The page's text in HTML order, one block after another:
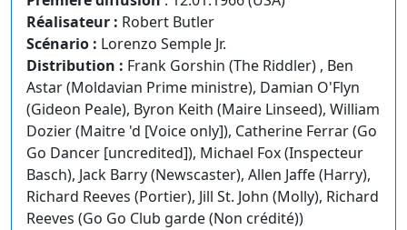
Réalisateur : Robert Butler
Scénario : Lorenzo Semple Jr.
Distribution : Frank Gorshin (The Riddler) , Ben
Astar (Moldavian Prime ministre), Damian O'Flyn
(Gideon Peale), Byron Keith (Maire Linseed), William
Dozier (Maitre 'd [Voice only]), Catherine Ferrar (Go
Go Dancer [uncredited]), Michael Fox (Inspecteur
Basch), Jack Barry (Newscaster), Allen Jaffe (Harry),
Richard Reeves (Portier), Jill St. John (Molly), Richard
Reeves (Go Go Club garde (Non crédité))